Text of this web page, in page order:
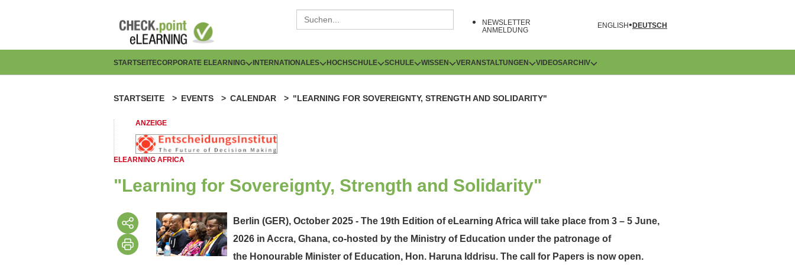
NEWSLETTER
ANMELDUNG
ENGLISH DEUTSCH
H
p
t
n
a
v
i
STARTSEITECORPORATE ELEARNING INTERNATIONALES HOCHSCHULE SCHULE WISSEN VERANSTALTUNGEN VIDEOSARCHIV
P
f
a
d
a
v
STARTSEITE EVENTS CALENDAR "LEARNING FOR SOVEREIGNTY, STRENGTH AND SOLIDARITY"
ANZEIGE
ELEARNING AFRICA
"Learning for Sovereignty, Strength and Solidarity"
Berlin (GER), October 2025 - The 19th Edition of eLearning Africa will take place from 3 – 5 June,
2026 in Accra, Ghana, co-hosted by the Ministry of Education under the patronage of
the Honourable Minister of Education, Hon. Haruna Iddrisu. The call for Papers is now open.